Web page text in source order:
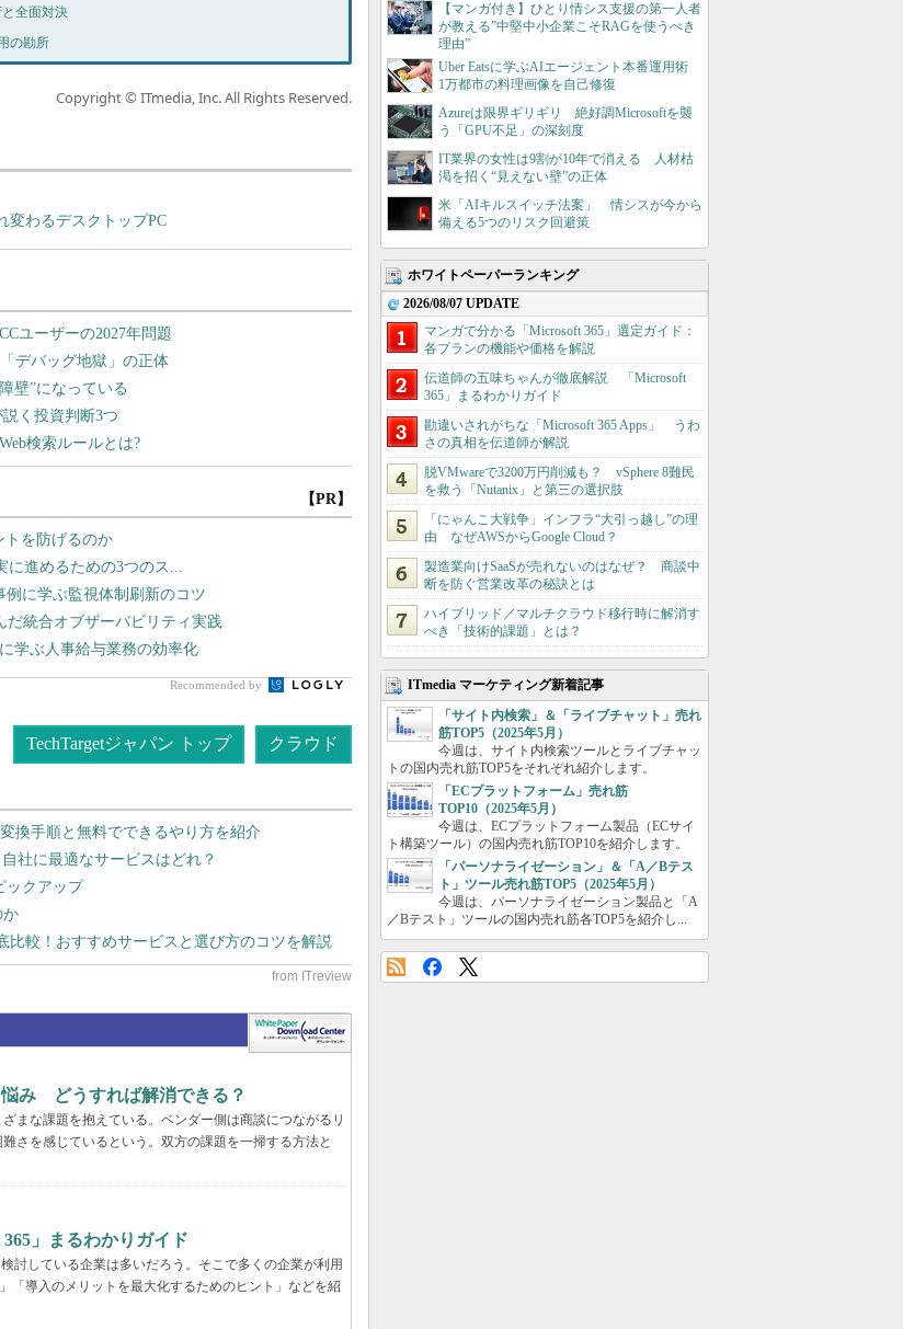
全面対決
の勘所
Copyright © ITmedia, Inc. All Rights Reserved.
わるデスクトップPC
【PR】
トを防げるのか
に進めるための3つのス...
に学ぶ監視体制刷新のコツ
だ統合オブザーバビリティ実践
学ぶ人事給与業務の効率化
Recommended by
TechTargetジャパン トップ クラウド
換手順と無料でできるやり方を紹介
社に最適なサービスはどれ？
ックアップ
か
比較！おすすめサービスと選び方のコツを解説
悩み どうすれば解消できる？
まな課題を抱えている。ベンダー側は商談につながるリ
さを感じているという。双方の課題を一掃する方法と
」まるわかりガイド
討している企業は多いだろう。そこで多くの企業が利用
「導入のメリットを最大化するためのヒント」などを紹
【マンガ付き】ひとり情シス支援の第一人者
が教える”中堅中小企業こそRAGを使うべき
理由”
Uber Eatsに学ぶAIエージェント本番運用術
1万都市の料理画像を自己修復
Azureは限界ギリギリ 絶好調Microsoftを襲
う「GPU不足」の深刻度
IT業界の女性は9割が10年で消える 人材枯
渇を招く“見えない壁”の正体
米「AIキルスイッチ法案」 情シスが今から
備える5つのリスク回避策
ホワイトペーパーランキング
2026/08/07 UPDATE
マンガで分かる「Microsoft 365」選定ガイド：
各プランの機能や価格を解説
伝道師の五味ちゃんが徹底解説 「Microsoft
365」まるわかりガイド
勘違いされがちな「Microsoft 365 Apps」 うわ
さの真相を伝道師が解説
脱VMwareで3200万円削減も？ vSphere 8難民
を救う「Nutanix」と第三の選択肢
「にゃんこ大戦争」インフラ“大引っ越し”の理
由 なぜAWSからGoogle Cloud？
製造業向けSaaSが売れないのはなぜ？ 商談中
断を防ぐ営業改革の秘訣とは
ハイブリッド／マルチクラウド移行時に解消す
べき「技術的課題」とは？
ITmedia マーケティング新着記事
「サイト内検索」＆「ライブチャット」売れ
筋TOP5（2025年5月）
今週は、サイト内検索ツールとライブチャッ
トの国内売れ筋TOP5をそれぞれ紹介します。
「ECプラットフォーム」売れ筋
TOP10（2025年5月）
今週は、ECプラットフォーム製品（ECサイ
ト構築ツール）の国内売れ筋TOP10を紹介します。
「パーソナライゼーション」＆「A／Bテス
ト」ツール売れ筋TOP5（2025年5月）
今週は、パーソナライゼーション製品と「A
／Bテスト」ツールの国内売れ筋各TOP5を紹介し...